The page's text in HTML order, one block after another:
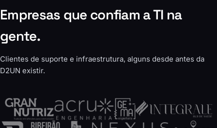
Empresas que confiam a TI na
gente.
Clientes de suporte e infraestrutura, alguns desde antes da
D2UN existir.